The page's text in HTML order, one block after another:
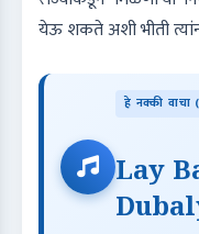
येऊ शकते अशी भीती
हे नक्की वाचा
Lay